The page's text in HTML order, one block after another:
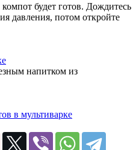
будет готов. Дождитесь
давления, потом откройте
напитком из